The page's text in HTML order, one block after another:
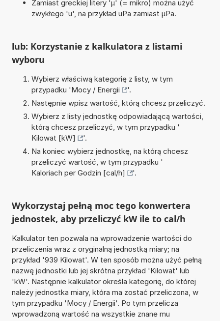
Zamiast greckiej litery 'µ' (= mikro) można użyć
zwykłego 'u', na przykład uPa zamiast µPa.
lub: Korzystanie z kalkulatora z listami
wyboru
Wybierz właściwą kategorię z listy, w tym
przypadku 'Mocy / Energii
'.
Następnie wpisz wartość, którą chcesz przeliczyć.
Wybierz z listy jednostkę odpowiadającą wartości,
którą chcesz przeliczyć, w tym przypadku '
Kilowat [kW]
'.
Na koniec wybierz jednostkę, na którą chcesz
przeliczyć wartość, w tym przypadku '
Kaloriach per Godzin [cal/h]
'.
Wykorzystaj pełną moc tego konwertera
jednostek, aby przeliczyć kW ile to cal/h
Kalkulator ten pozwala na wprowadzenie wartości do
przeliczenia wraz z oryginalną jednostką miary; na
przykład '939 Kilowat'. W ten sposób można użyć pełną
nazwę jednostki lub jej skrótna przykład 'Kilowat' lub
'kW'. Następnie kalkulator określa kategorię, do której
należy jednostka miary, która ma zostać przeliczona, w
tym przypadku 'Mocy / Energii'. Po tym przelicza
wprowadzoną wartość na wszystkie znane mu